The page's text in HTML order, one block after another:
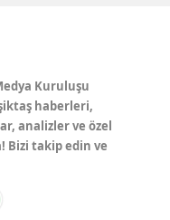
Kuruluşu
haberleri,
analizler ve özel
Bizi takip edin ve